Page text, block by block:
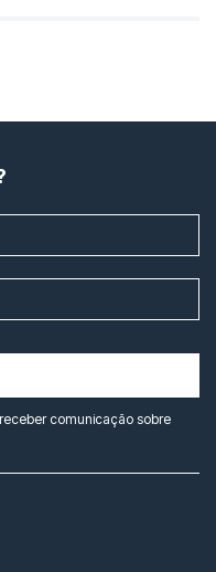
comunicação sobre